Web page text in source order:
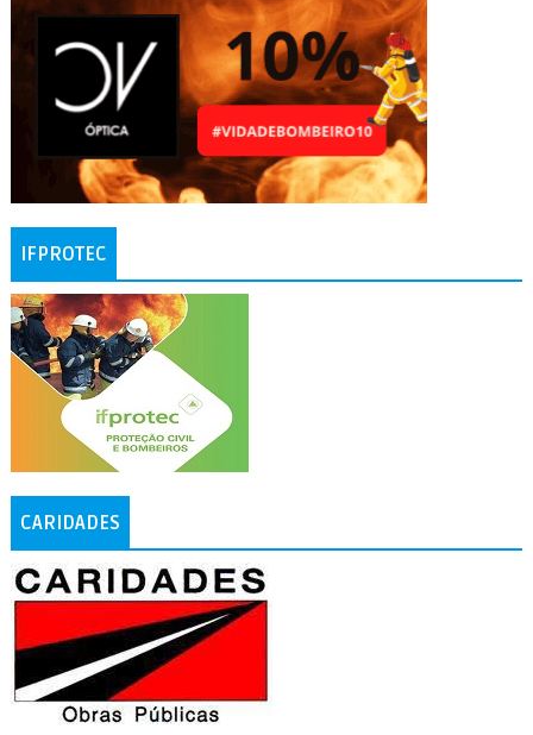
IFPROTEC
CARIDADES